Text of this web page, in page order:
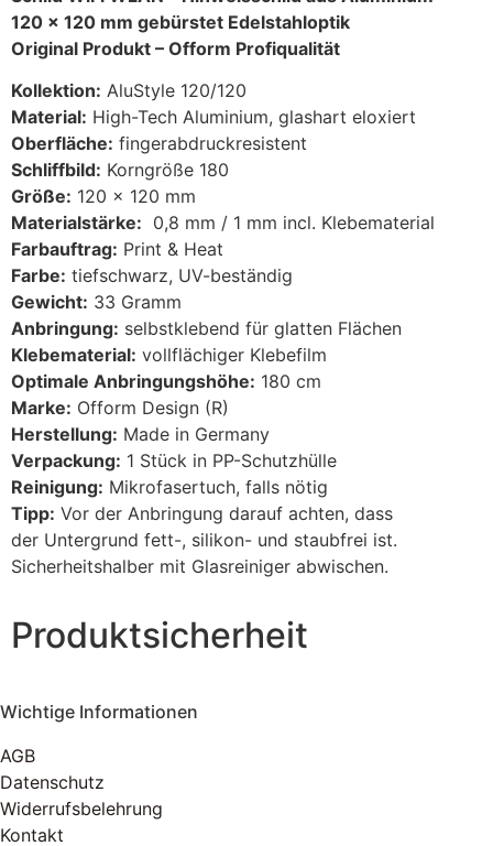
120 x 120 mm gebürstet Edelstahloptik
Original Produkt – Ofform Profiqualität
Kollektion: AluStyle 120/120
Material: High-Tech Aluminium, glashart eloxiert
Oberfläche: fingerabdruckresistent
Schliffbild: Korngröße 180
Größe: 120 x 120 mm
Materialstärke: 0,8 mm / 1 mm incl. Klebematerial
Farbauftrag: Print & Heat
Farbe: tiefschwarz, UV-beständig
Gewicht: 33 Gramm
Anbringung: selbstklebend für glatten Flächen
Klebematerial: vollflächiger Klebefilm
Optimale Anbringungshöhe: 180 cm
Marke: Ofform Design (R)
Herstellung: Made in Germany
Verpackung: 1 Stück in PP-Schutzhülle
Reinigung: Mikrofasertuch, falls nötig
Tipp: Vor der Anbringung darauf achten, dass
der Untergrund fett-, silikon- und staubfrei ist.
Sicherheitshalber mit Glasreiniger abwischen.
Produktsicherheit
Wichtige Informationen
AGB
Datenschutz
Widerrufsbelehrung
Kontakt